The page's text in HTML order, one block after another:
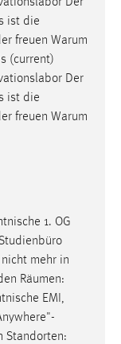
ist die
freuen Warum
(current)
Der
ist die
freuen Warum
1. OG
mehr in
Räumen:
EMI,
Standorten: